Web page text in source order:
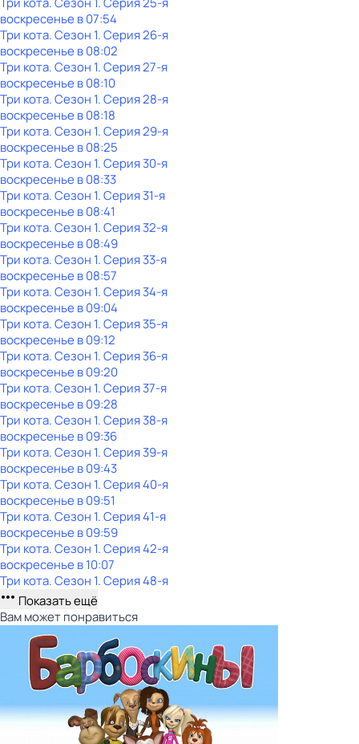
воскресенье в07:54
Три кота. Сезон 1. Серия 26-я
воскресенье в08:02
Три кота. Сезон 1. Серия 27-я
воскресенье в08:10
Три кота. Сезон 1. Серия 28-я
воскресенье в08:18
Три кота. Сезон 1. Серия 29-я
воскресенье в08:25
Три кота. Сезон 1. Серия 30-я
воскресенье в08:33
Три кота. Сезон 1. Серия 31-я
воскресенье в08:41
Три кота. Сезон 1. Серия 32-я
воскресенье в08:49
Три кота. Сезон 1. Серия 33-я
воскресенье в08:57
Три кота. Сезон 1. Серия 34-я
воскресенье в09:04
Три кота. Сезон 1. Серия 35-я
воскресенье в09:12
Три кота. Сезон 1. Серия 36-я
воскресенье в09:20
Три кота. Сезон 1. Серия 37-я
воскресенье в09:28
Три кота. Сезон 1. Серия 38-я
воскресенье в09:36
Три кота. Сезон 1. Серия 39-я
воскресенье в09:43
Три кота. Сезон 1. Серия 40-я
воскресенье в09:51
Три кота. Сезон 1. Серия 41-я
воскресенье в09:59
Три кота. Сезон 1. Серия 42-я
воскресенье в10:07
Три кота. Сезон 1. Серия 48-я
Показать ещё
Вам может понравиться